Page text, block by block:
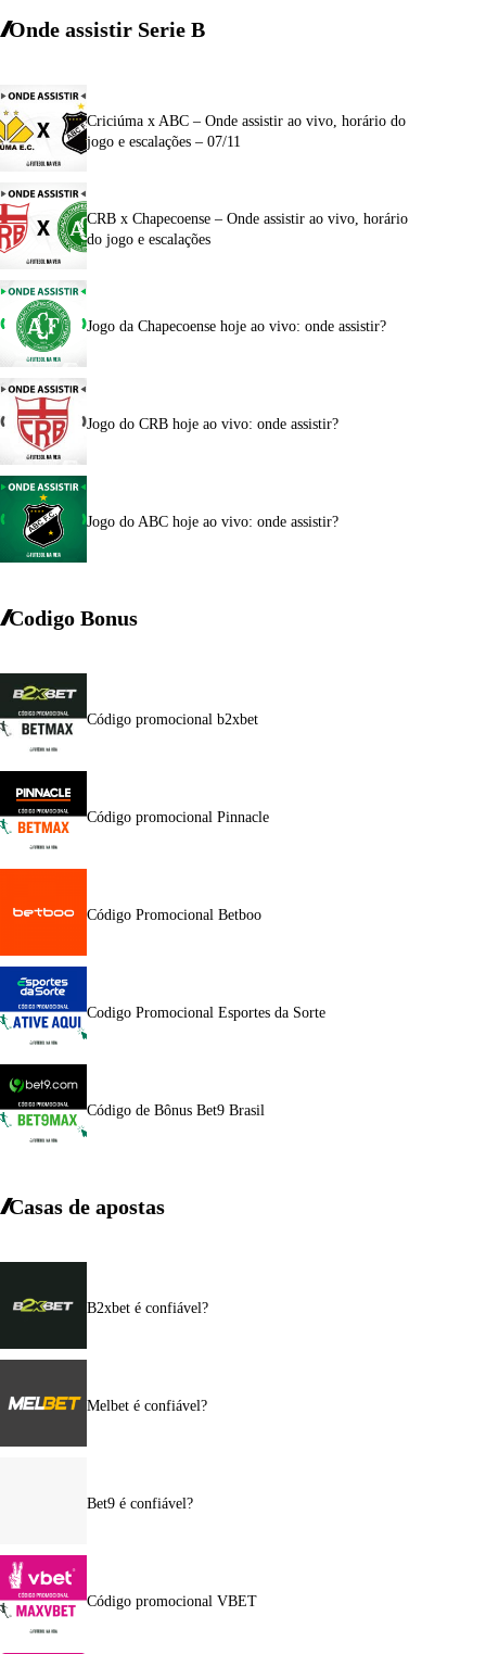
Onde assistir Serie B
Criciúma x ABC – Onde assistir ao vivo, horário do
jogo e escalações – 07/11
CRB x Chapecoense – Onde assistir ao vivo, horário
do jogo e escalações
Jogo da Chapecoense hoje ao vivo: onde assistir?
Jogo do CRB hoje ao vivo: onde assistir?
Jogo do ABC hoje ao vivo: onde assistir?
Codigo Bonus
Código promocional b2xbet
Código promocional Pinnacle
Código Promocional Betboo
Codigo Promocional Esportes da Sorte
Código de Bônus Bet9 Brasil
Casas de apostas
B2xbet é confiável?
Melbet é confiável?
Bet9 é confiável?
Código promocional VBET